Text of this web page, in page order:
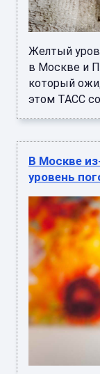
Желтый
в Москве и
который
этом ТАСС
В Москве
уровень